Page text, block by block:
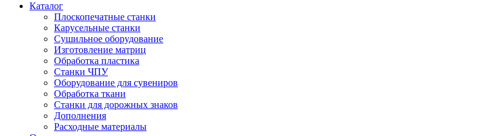
Каталог
Плоскопечатные станки
Карусельные станки
Сушильное оборудование
Изготовление матриц
Обработка пластика
Станки ЧПУ
Оборудование для сувениров
Обработка ткани
Станки для дорожных знаков
Дополнения
Расходные материалы